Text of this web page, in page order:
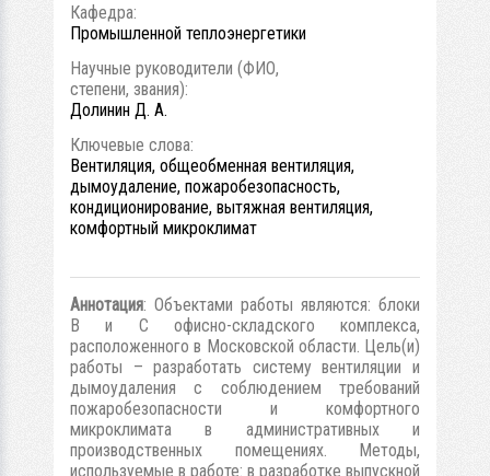
Кафедра:
Промышленной теплоэнергетики
Научные руководители (ФИО,
степени, звания):
Долинин Д. А.
Ключевые слова:
Вентиляция, общеобменная вентиляция,
дымоудаление, пожаробезопасность,
кондиционирование, вытяжная вентиляция,
комфортный микроклимат
Аннотация: Объектами работы являются: блоки
B и C офисно-складского комплекса,
расположенного в Московской области. Цель(и)
работы – разработать систему вентиляции и
дымоудаления с соблюдением требований
пожаробезопасности и комфортного
микроклимата в административных и
производственных помещениях. Методы,
используемые в работе: в разработке выпускной